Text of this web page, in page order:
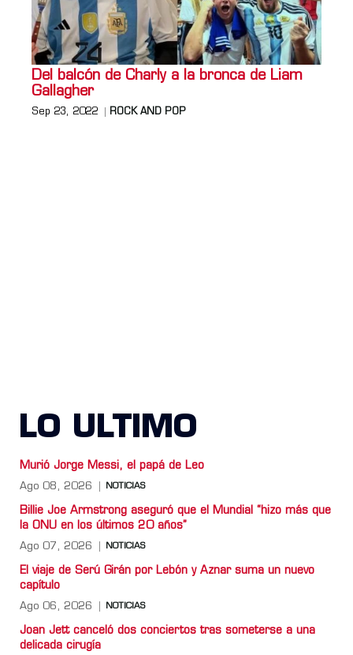
Del balcón de Charly a la bronca de Liam
Gallagher
Sep 23, 2022 ROCK AND POP
LO ULTIMO
Murió Jorge Messi, el papá de Leo
Ago 08, 2026 NOTICIAS
Billie Joe Armstrong aseguró que el Mundial “hizo más que
la ONU en los últimos 20 años”
Ago 07, 2026 NOTICIAS
El viaje de Serú Girán por Lebón y Aznar suma un nuevo
capítulo
Ago 06, 2026 NOTICIAS
Joan Jett canceló dos conciertos tras someterse a una
delicada cirugía